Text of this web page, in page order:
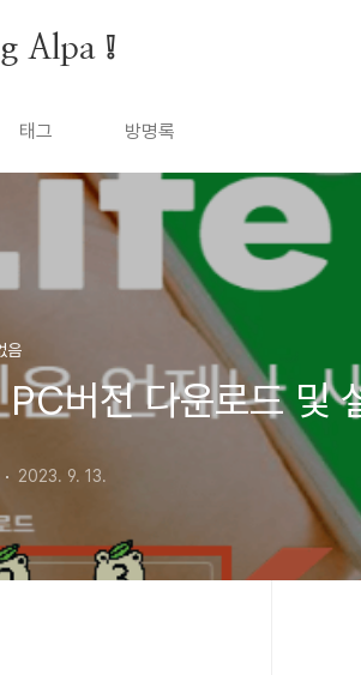
Alpa ❕
태그 방명록
음
PC버전 다운로드 및
2023. 9. 13.